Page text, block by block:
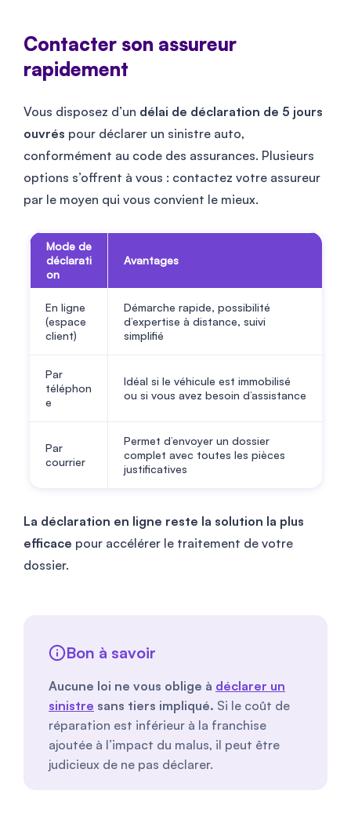
Contacter son assureur
rapidement
Vous disposez d’un délai de déclaration de 5 jours
ouvrés pour déclarer un sinistre auto,
conformément au code des assurances. Plusieurs
options s’offrent à vous : contactez votre assureur
par le moyen qui vous convient le mieux.
Mode de
déclarati
on
Avantages
En ligne
(espace
client)
Démarche rapide, possibilité
d’expertise à distance, suivi
simplifié
Par
téléphon
e
Idéal si le véhicule est immobilisé
ou si vous avez besoin d’assistance
Par
courrier
Permet d’envoyer un dossier
complet avec toutes les pièces
justificatives
La déclaration en ligne reste la solution la plus
efficace pour accélérer le traitement de votre
dossier.
Bon à savoir
Aucune loi ne vous oblige à déclarer un
sinistre sans tiers impliqué. Si le coût de
réparation est inférieur à la franchise
ajoutée à l’impact du malus, il peut être
judicieux de ne pas déclarer.